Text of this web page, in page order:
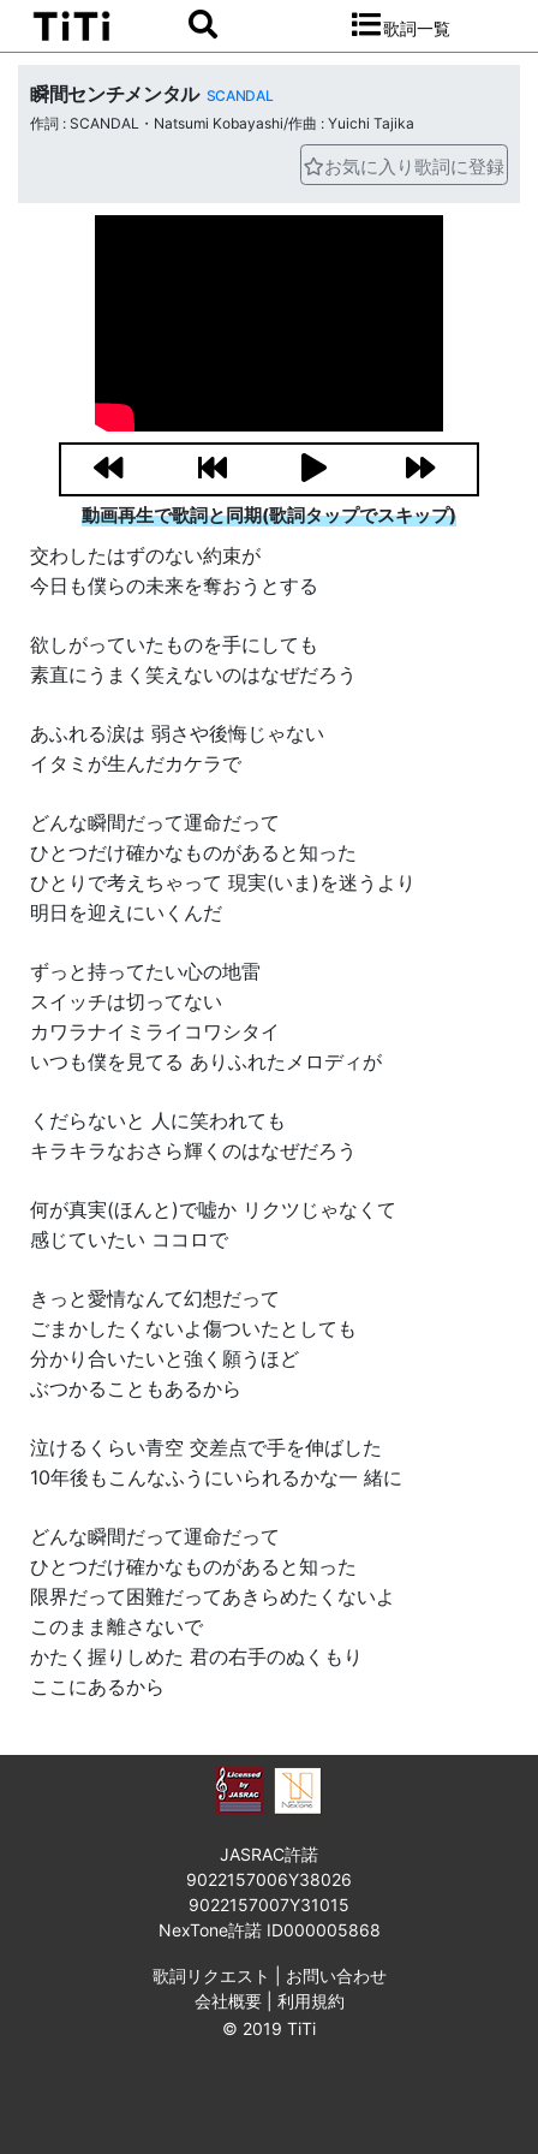
歌詞一覧
瞬間センチメンタル SCANDAL
作詞 : SCANDAL・Natsumi Kobayashi/作曲 : Yuichi Tajika
お気に入り歌詞に登録
動画再生で歌詞と同期(歌詞タップでスキップ)
交わしたはずのない約束が
今日も僕らの未来を奪おうとする
欲しがっていたものを手にしても
素直にうまく笑えないのはなぜだろう
あふれる涙は 弱さや後悔じゃない
イタミが生んだカケラで
どんな瞬間だって運命だって
ひとつだけ確かなものがあると知った
ひとりで考えちゃって 現実(いま)を迷うより
明日を迎えにいくんだ
ずっと持ってたい心の地雷
スイッチは切ってない
カワラナイミライコワシタイ
いつも僕を見てる ありふれたメロディが
くだらないと 人に笑われても
キラキラなおさら輝くのはなぜだろう
何が真実(ほんと)で嘘か リクツじゃなくて
感じていたい ココロで
きっと愛情なんて幻想だって
ごまかしたくないよ傷ついたとしても
分かり合いたいと強く願うほど
ぶつかることもあるから
泣けるくらい青空 交差点で手を伸ばした
10年後もこんなふうにいられるかな一 緒に
どんな瞬間だって運命だって
ひとつだけ確かなものがあると知った
限界だって困難だってあきらめたくないよ
このまま離さないで
かたく握りしめた 君の右手のぬくもり
ここにあるから
JASRAC許諾
9022157006Y38026
9022157007Y31015
NexTone許諾 ID000005868
歌詞リクエスト
お問い合わせ
会社概要| 利用規約
© 2019 TiTi